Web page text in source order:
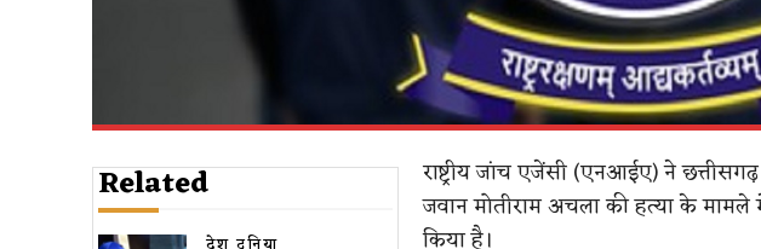
Related
राष्ट्रीय जांच एजेंसी (एनआईए) ने
जवान मोतीराम अचला की हत्या के
किया है।